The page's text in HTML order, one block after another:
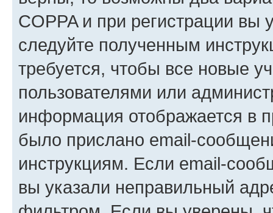
COPPA и при регистрации вы
следуйте полученным
требуется, чтобы все новые
пользователями или
информация отображается в
было прислано email-
инструкциям. Если email-
вы указали неправильный